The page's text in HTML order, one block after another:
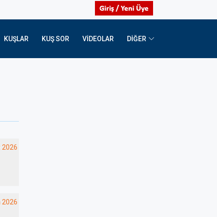
KUŞLAR KUŞ SOR VIDEOLAR DİĞER
2026